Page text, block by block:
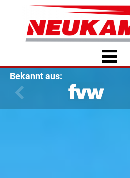
Bekannt aus: